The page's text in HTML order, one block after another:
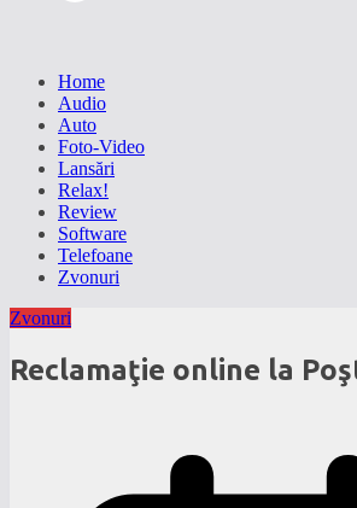
Home
Audio
Auto
Foto-Video
Lansări
Relax!
Review
Software
Telefoane
Zvonuri
Zvonuri
Reclamaţie online la